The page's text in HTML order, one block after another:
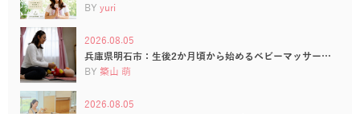
BY yuri
2026.08.05
兵庫県明石市：生後2か月頃から始めるベビーマッサー…
BY 築山 萌
2026.08.05